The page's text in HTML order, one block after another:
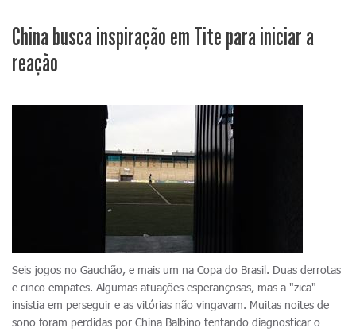
China busca inspiração em Tite para iniciar a
reação
Seis jogos no Gauchão, e mais um na Copa do Brasil. Duas derrotas
e cinco empates. Algumas atuações esperançosas, mas a "zica"
insistia em perseguir e as vitórias não vingavam. Muitas noites de
sono foram perdidas por China Balbino tentando diagnosticar o